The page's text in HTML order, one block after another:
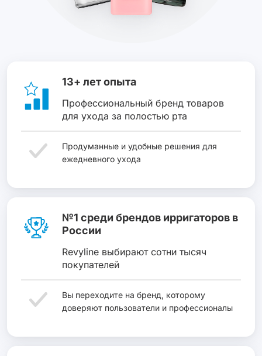
13+ лет опыта
Профессиональный бренд товаров
для ухода за полостью рта
Продуманные и удобные решения для
ежедневного ухода
№1 среди брендов ирригаторов в
России
Revyline выбирают сотни тысяч
покупателей
Вы переходите на бренд, которому
доверяют пользователи и профессионалы